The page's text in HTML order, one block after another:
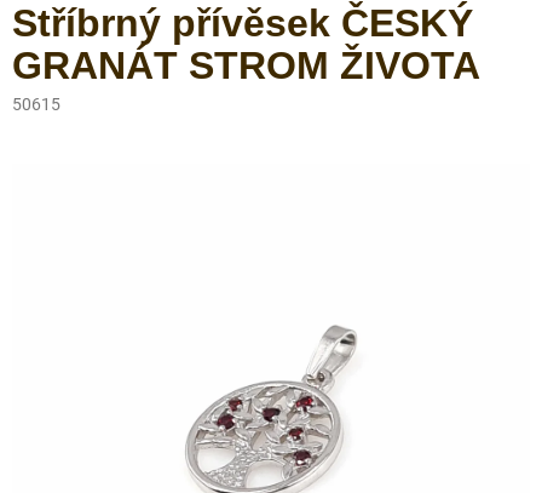
Stříbrný přívěsek ČESKÝ
GRANÁT STROM ŽIVOTA
50615